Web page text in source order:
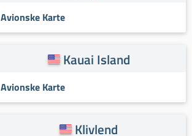
Avionske Karte
Kauai Island
Avionske Karte
Klivlend